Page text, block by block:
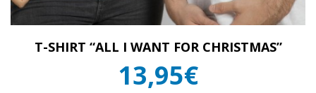
T-SHIRT “ALL I WANT FOR CHRISTMAS”
13,95€